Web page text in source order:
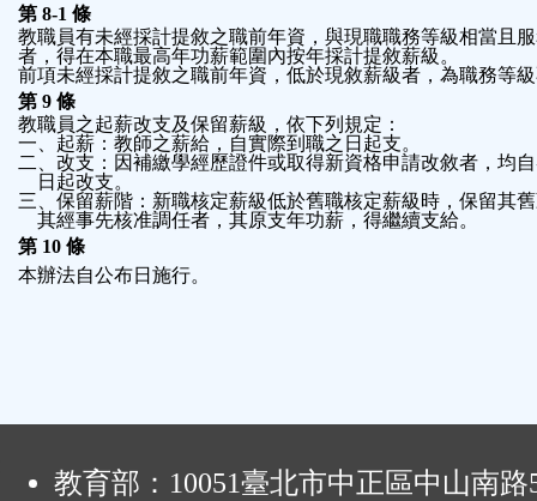
第 8-1 條
教職員有未經採計提敘之職前年資，與現職職務等級相當且
者，得在本職最高年功薪範圍內按年採計提敘薪級。
前項未經採計提敘之職前年資，低於現敘薪級者，為職務等
第 9 條
教職員之起薪改支及保留薪級，依下列規定：
一、起薪：教師之薪給，自實際到職之日起支。
二、改支：因補繳學經歷證件或取得新資格申請改敘者，均
日起改支。
三、保留薪階：新職核定薪級低於舊職核定薪級時，保留其
其經事先核准調任者，其原支年功薪，得繼續支給。
第 10 條
本辦法自公布日施行。
教育部：10051臺北市中正區中山南